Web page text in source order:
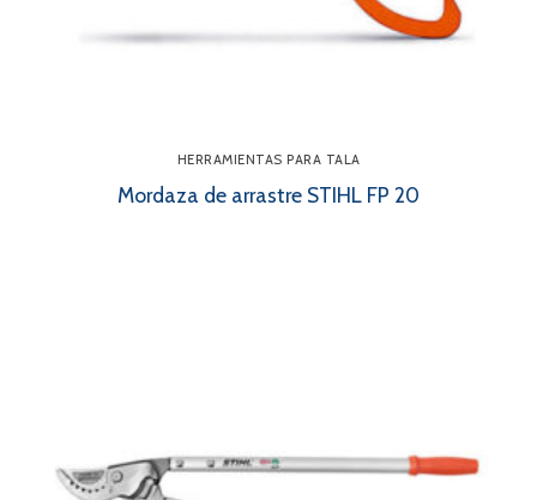
HERRAMIENTAS PARA TALA
Mordaza de arrastre STIHL FP 20